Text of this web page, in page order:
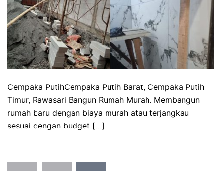
Cempaka PutihCempaka Putih Barat, Cempaka Putih
Timur, Rawasari Bangun Rumah Murah. Membangun
rumah baru dengan biaya murah atau terjangkau
sesuai dengan budget […]